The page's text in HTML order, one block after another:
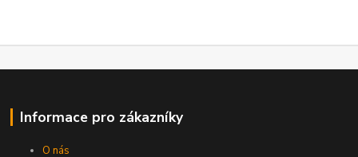
Informace pro zákazníky
O nás